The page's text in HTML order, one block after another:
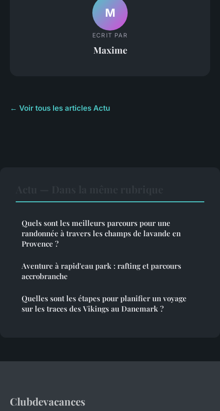
M
ECRIT PAR
Maxime
← Voir tous les articles Actu
Quels sont les meilleurs parcours pour une
randonnée à travers les champs de lavande en
Provence ?
Aventure à rapid'eau park : rafting et parcours
accrobranche
Quelles sont les étapes pour planifier un voyage
sur les traces des Vikings au Danemark ?
Clubdevacances